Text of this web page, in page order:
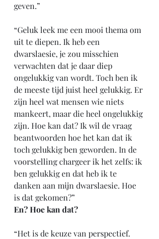
geven.”
“Geluk leek me een mooi thema om
uit te diepen. Ik heb een
dwarslaesie, je zou misschien
verwachten dat je daar diep
ongelukkig van wordt. Toch ben ik
de meeste tijd juist heel gelukkig. Er
zijn heel wat mensen wie niets
mankeert, maar die heel ongelukkig
zijn. Hoe kan dat? Ik wil de vraag
beantwoorden hoe het kan dat ik
toch gelukkig ben geworden. In de
voorstelling chargeer ik het zelfs: ik
ben gelukkig en dat heb ik te
danken aan mijn dwarslaesie. Hoe
is dat gekomen?”
En? Hoe kan dat?
“Het is de keuze van perspectief.